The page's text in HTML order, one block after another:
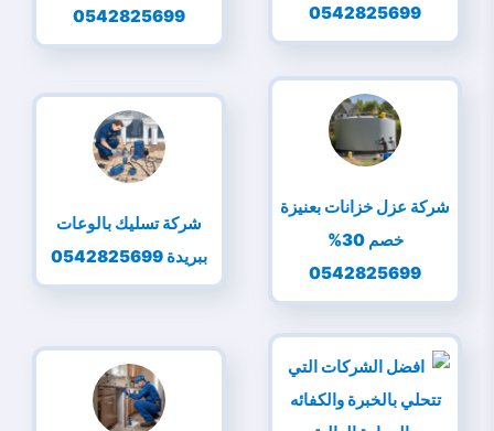
0542825699
0542825699
شركة عزل خزانات بعنيزة
خصم 30%
0542825699
شركة تسليك بالوعات
ببريدة 0542825699